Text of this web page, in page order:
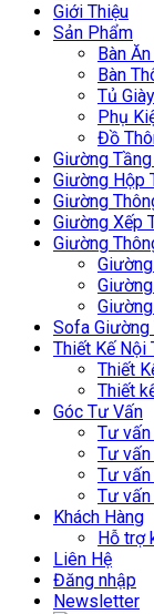
Giới Thiệu
Sản Phẩm
Bàn
Bàn
Tủ
Phụ
Đồ
Giường
Giường Hộp
Giường
Giường Xếp
Giường
Sofa Giường
Thiết Kế Nội
Thiết
Thiết
Góc Tư Vấn
Tư
Tư
Tư vấn
Tư
Khách Hàng
Hỗ trợ
Liên Hệ
Đăng nhập
Newsletter